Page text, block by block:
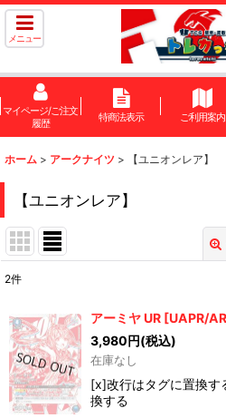
メニュー
マイページ/ご注文
履歴
特商法表示 ご利用案内
ホーム > アークナイツ > 【ユニオンレア】
【ユニオンレア】
在庫あり
並び順:
2件
アーミヤ UR [UAPR/
3,980円(税込)
在庫なし
[x]改行はタグに置換す
換する